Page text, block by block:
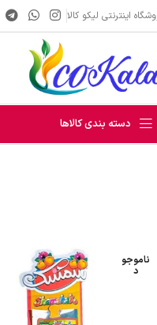
اینترنتی لیکو کالا
دسته بندی کالاها
ناموجو
د